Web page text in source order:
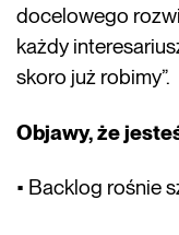
docelowego
każdy
skoro już robimy”.
Objawy, że
• Backlog rośnie